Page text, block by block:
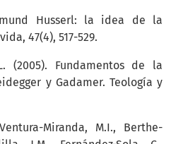
Husserl: la idea de la
47(4), 517-529.
(2005). Fundamentos de la
y Gadamer. Teología y
Miranda, M.I., Berthe-